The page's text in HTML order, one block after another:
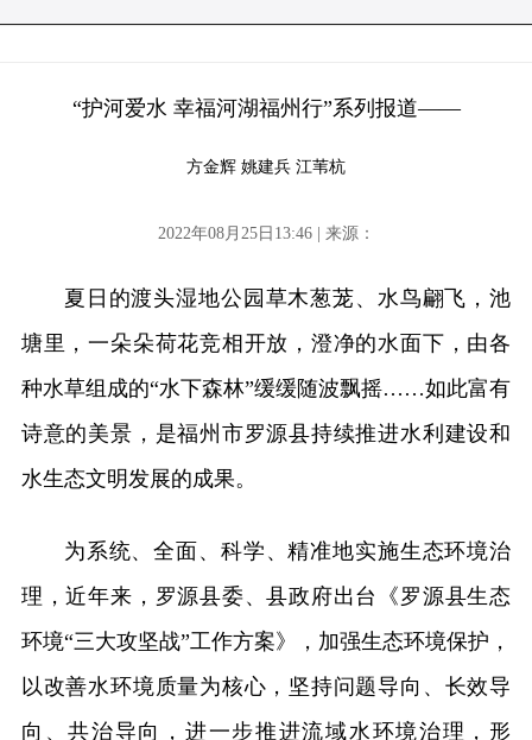
“护河爱水 幸福河湖福州行”系列报道——
方金辉 姚建兵 江苇杭
2022年08月25日13:46 | 来源：
夏日的渡头湿地公园草木葱茏、水鸟翩飞，池
塘里，一朵朵荷花竞相开放，澄净的水面下，由各
种水草组成的“水下森林”缓缓随波飘摇……如此富有
诗意的美景，是福州市罗源县持续推进水利建设和
水生态文明发展的成果。
为系统、全面、科学、精准地实施生态环境治
理，近年来，罗源县委、县政府出台《罗源县生态
环境“三大攻坚战”工作方案》，加强生态环境保护，
以改善水环境质量为核心，坚持问题导向、长效导
向、共治导向，进一步推进流域水环境治理，形